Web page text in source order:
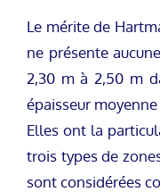
Le mérite de
ne présente
2,30 m à 2,50 m
épaisseur
Elles ont la
trois types de
sont considérées